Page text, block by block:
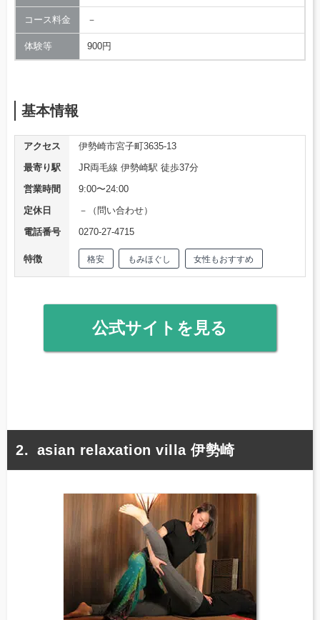
コース料金 －
体験等 900円
基本情報
アクセス
伊勢崎市宮子町3635-13
最寄り駅
JR両毛線 伊勢崎駅 徒歩37分
営業時間
9:00〜24:00
定休日
－（問い合わせ）
電話番号
0270-27-4715
特徴 格安 もみほぐし 女性もおすすめ
公式サイトを見る
asian relaxation villa 伊勢崎